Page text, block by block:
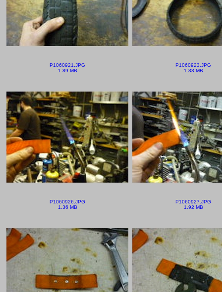
P1060921.JPG
1.89 MB
P1060923.JPG
1.83 MB
P1060926.JPG
1.36 MB
P1060927.JPG
1.92 MB